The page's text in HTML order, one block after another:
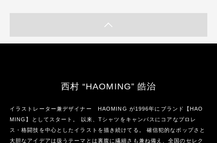
西村 “HAOMING” 皓治
イラストレーター兼デザイナー HAOMING が1996年にブランド【HAO
MING】としてスタート。 以来、Tシャツをキャンパスにコアなプロレ
ス・格闘技を中心としたイラストを描き続けてる。 確信犯的なポップさと
大胆なアイデアは扱うテーマとは裏腹に繊細さも兼ね備え、全国のセレク